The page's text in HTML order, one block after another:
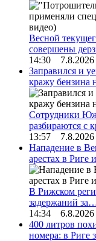
Весной
совершены
14:30 7.8.2026
Заправился и
кражу бензина
Сотрудники
разбираются с
13:57 7.8.2026
Нападение в
арестах в Риге
В Рижском
задержаний
14:34 6.8.2026
400 литров
номера: в Риге